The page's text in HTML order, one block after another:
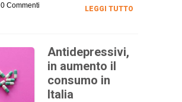
0 Commenti LEGGI TUTTO
Antidepressivi,
in aumento il
consumo in
Italia